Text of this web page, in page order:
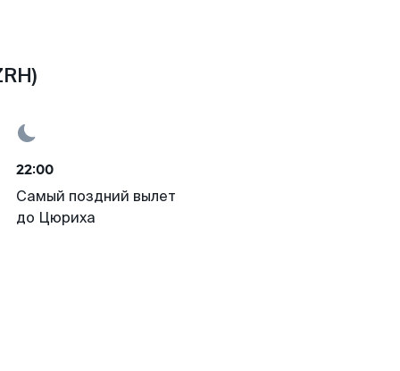
22:00
Самый поздний вылет
до Цюриха